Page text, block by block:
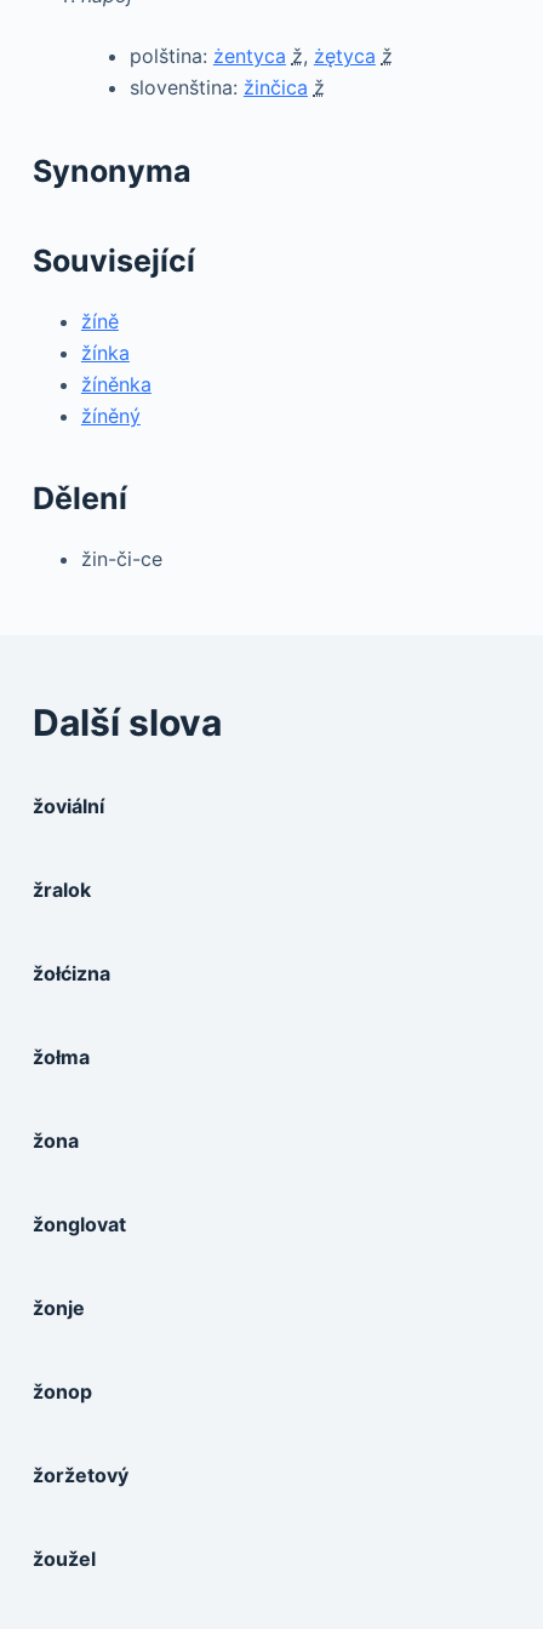
polština: żentyca ž, żętyca ž
slovenština: žinčica ž
Synonyma
Související
žíně
žínka
žíněnka
žíněný
Dělení
žin-či-ce
Další slova
žoviální
žralok
žołćizna
žołma
žona
žonglovat
žonje
žonop
žoržetový
žoužel